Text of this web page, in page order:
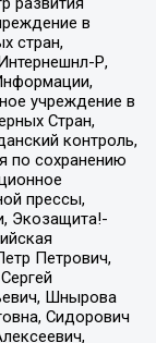
в
стран,
Р,
учреждение в
Стран,
контроль,
по сохранению
прессы,
Экозащита!-
Петрович,
Шнырова
Сидорович